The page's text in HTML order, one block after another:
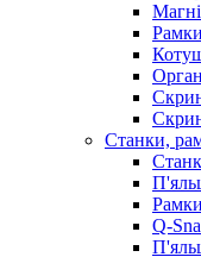
Рамки
Станки,
Q-